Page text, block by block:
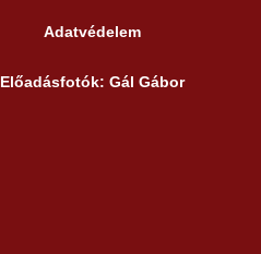
Adatvédelem
Előadásfotók: Gál Gábor